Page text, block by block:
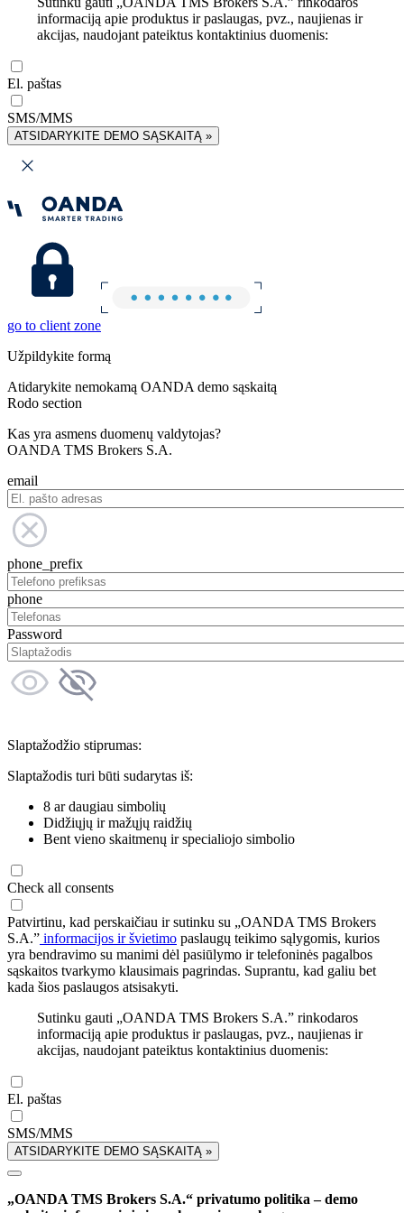
informaciją apie produktus ir paslaugas, pvz., naujienas ir
akcijas, naudojant pateiktus kontaktinius duomenis:
El. paštas
SMS/MMS
ATSIDARYKITE DEMO SĄSKAITĄ »
go to client zone
Užpildykite formą
Atidarykite nemokamą OANDA demo sąskaitą
Rodo section
Kas yra asmens duomenų valdytojas?
OANDA TMS Brokers S.A.
email
phone_prefix
phone
Password
Slaptažodžio stiprumas:
Slaptažodis turi būti sudarytas iš:
8 ar daugiau simbolių
Didžiųjų ir mažųjų raidžių
Bent vieno skaitmenų ir specialiojo simbolio
Check all consents
Patvirtinu, kad perskaičiau ir sutinku su „OANDA TMS Brokers
S.A.” informacijos ir švietimo paslaugų teikimo sąlygomis, kurios
yra bendravimo su manimi dėl pasiūlymo ir telefoninės pagalbos
sąskaitos tvarkymo klausimais pagrindas. Suprantu, kad galiu bet
kada šios paslaugos atsisakyti.
Sutinku gauti „OANDA TMS Brokers S.A.” rinkodaros
informaciją apie produktus ir paslaugas, pvz., naujienas ir
akcijas, naudojant pateiktus kontaktinius duomenis:
El. paštas
SMS/MMS
ATSIDARYKITE DEMO SĄSKAITĄ »
„OANDA TMS Brokers S.A.“ privatumo politika – demo